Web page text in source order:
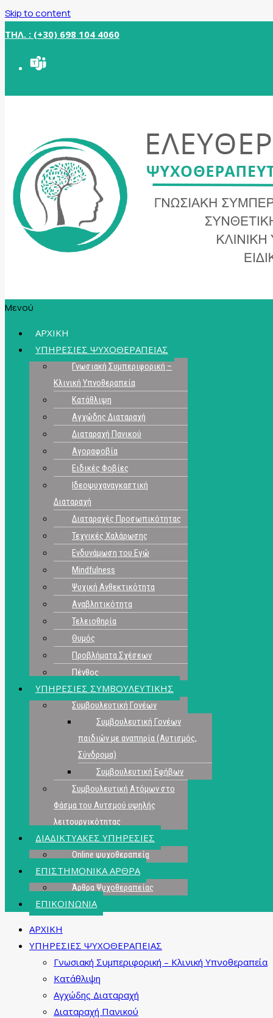
Skip to content
ΤΗΛ. : (+30) 698 104 4060
Μενού
ΑΡΧΙΚΗ
ΥΠΗΡΕΣΙΕΣ ΨΥΧΟΘΕΡΑΠΕΙΑΣ
Γνωσιακή Συμπεριφορική –
Κλινική Υπνοθεραπεία
Κατάθλιψη
Αγχώδης Διαταραχή
Διαταραχή Πανικού
Αγοραφοβία
Ειδικές Φοβίες
Ιδεοψυχαναγκαστική
Διαταραχή
Διαταραχές Προσωπικότητας
Τεχνικές Χαλάρωσης
Ενδυνάμωση του Εγώ
Mindfulness
Ψυχική Ανθεκτικότητα
Αναβλητικότητα
Τελειοθηρία
Θυμός
Προβλήματα Σχέσεων
Πένθος
ΥΠΗΡΕΣΙΕΣ ΣΥΜΒΟΥΛΕΥΤΙΚΗΣ
Συμβουλευτική Γονέων
Συμβουλευτική Γονέων
παιδιών με αναπηρία (Αυτισμός,
Σύνδρομα)
Συμβουλευτική Εφήβων
Συμβουλευτική Ατόμων στο
Φάσμα του Αυτσμού υψηλής
λειτουργικότητας
ΔΙΑΔΙΚΤΥΑΚΕΣ ΥΠΗΡΕΣΙΕΣ
Online ψυχοθεραπεία
ΕΠΙΣΤΗΜΟΝΙΚΑ ΑΡΘΡΑ
Άρθρα Ψυχοθεραπείας
ΕΠΙΚΟΙΝΩΝΙΑ
ΑΡΧΙΚΗ
ΥΠΗΡΕΣΙΕΣ ΨΥΧΟΘΕΡΑΠΕΙΑΣ
Γνωσιακή Συμπεριφορική – Κλινική Υπνοθεραπεία
Κατάθλιψη
Αγχώδης Διαταραχή
Διαταραχή Πανικού